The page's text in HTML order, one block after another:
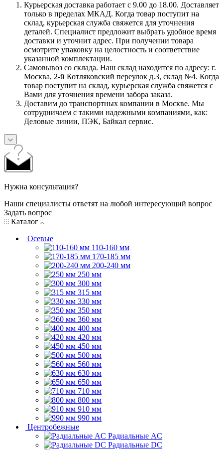
Курьерская доставка работает с 9.00 до 18.00. Доставляет
только в пределах МКАД. Когда товар поступит на
склад, курьерская служба свяжется для уточнения
деталей. Специалист предложит выбрать удобное время
доставки и уточнит адрес. При получении товара
осмотрите упаковку на целостность и соответствие
указанной комплектации.
Самовывоз со склада. Наш склад находится по адресу: г.
Москва, 2-й Котляковский переулок д.3, склад №4. Когда
товар поступит на склад, курьерская служба свяжется с
Вами для уточнения времени забора заказа.
Доставим до транспортных компании в Москве. Мы
сотрудничаем с такими надежными компаниями, как:
Деловые линии, ПЭК, Байкал сервис.
Нужна консультация?
Наши специалисты ответят на любой интересующий вопрос
Задать вопрос
Каталог
Осевые
110-160 мм
170-185 мм
200-240 мм
250 мм
300 мм
315 мм
330 мм
350 мм
360 мм
400 мм
420 мм
450 мм
500 мм
560 мм
630 мм
650 мм
710 мм
800 мм
910 мм
990 мм
Центробежные
Радиальные AC
Радиальные DC